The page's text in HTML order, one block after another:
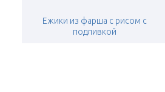
Ежики из фарша с рисом с
подливкой